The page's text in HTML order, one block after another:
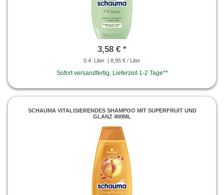
3,58 € *
0.4 Liter | 8,95 € / Liter
Sofort versandfertig, Lieferzeit 1-2 Tage**
SCHAUMA VITALISIERENDES SHAMPOO MIT SUPERFRUIT UND
GLANZ 400ML